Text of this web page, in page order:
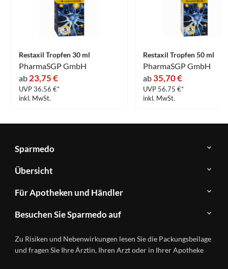
Restaxil Tropfen 30 ml
PharmaSGP GmbH
ab23,75 €
UVP 36.56 €*
inkl. MwSt.
Restaxil Tropfen 50 ml
PharmaSGP GmbH
ab 35,70 €
UVP 56.75 €*
inkl. MwSt.
Sparmedo
Über
Sparmedo
FAQ
Kontakt
Datenschutz
Nutzungsbedingungen
Übersicht
Herstellerverzeichnis
Produkte
A-
Ratgeber
Wirkstoffe
Für Apotheken und Händler
&
Händlerlogin
Besuchen Sie Sparmedo auf
Instagram
Zu Risiken und Nebenwirkungen lesen Sie die Packungsbeilage
und fragen Sie Ihre Ärztin, Ihren Arzt oder in Ihrer Apotheke